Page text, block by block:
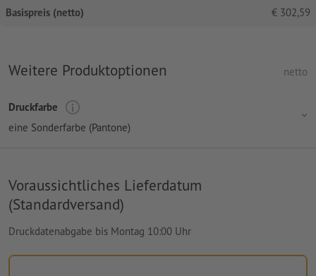
Basispreis (netto) € 302,59
Weitere Produktoptionen netto
Druckfarbe
eine Sonderfarbe (Pantone)
Voraussichtliches Lieferdatum
(Standardversand)
Druckdatenabgabe bis Montag 10:00 Uhr